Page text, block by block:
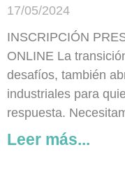
17/05/2024
INSCRIPCIÓN
ONLINE La
desafíos, también
industriales para
respuesta.
Leer más...